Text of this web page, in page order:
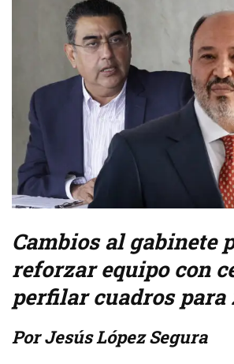
Cambios al gabinete
reforzar equipo con
perfilar cuadros para
Por Jesús López Segura